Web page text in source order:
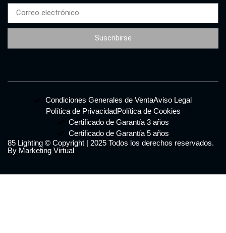
Suscribirse
85 Lighting © Copyright | 2025 Todos los derechos reservados.
By Marketing Virtual
Condiciones Generales de VentaAviso Legal
Política de PrivacidadPolítica de Cookies
Certificado de Garantía 3 años
Certificado de Garantía 5 años